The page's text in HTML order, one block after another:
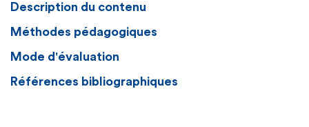
Description du contenu
Méthodes pédagogiques
Mode d'évaluation
Références bibliographiques